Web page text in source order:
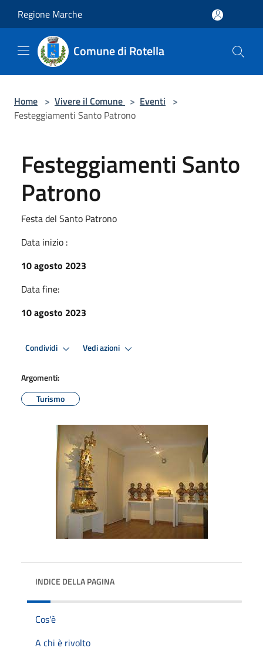
Regione Marche
Comune di Rotella
Home > Vivere il Comune > Eventi >
Festeggiamenti Santo Patrono
Festeggiamenti Santo
Patrono
Festa del Santo Patrono
Data inizio :
10 agosto 2023
Data fine:
10 agosto 2023
Condividi Vedi azioni
Argomenti:
Turismo
INDICE DELLA PAGINA
Cos'è
A chi è rivolto